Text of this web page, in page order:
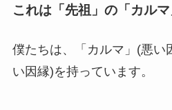
これは「先祖」の「カルマ
僕たちは、「カルマ」(悪い
い因縁)を持っています。